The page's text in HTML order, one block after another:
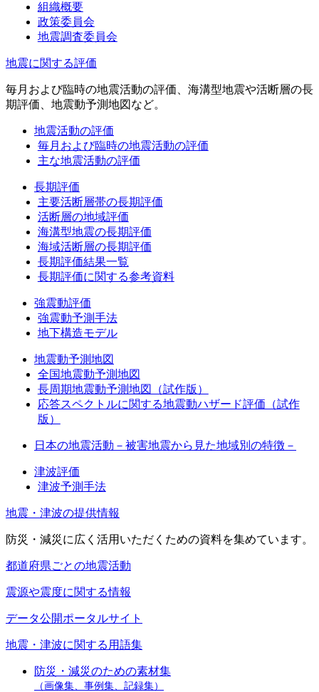
組織概要
政策委員会
地震調査委員会
地震に関する評価
毎月および臨時の地震活動の評価、海溝型地震や活断層の長
期評価、地震動予測地図など。
地震活動の評価
毎月および臨時の地震活動の評価
主な地震活動の評価
長期評価
主要活断層帯の長期評価
活断層の地域評価
海溝型地震の長期評価
海域活断層の長期評価
長期評価結果一覧
長期評価に関する参考資料
強震動評価
強震動予測手法
地下構造モデル
地震動予測地図
全国地震動予測地図
長周期地震動予測地図（試作版）
応答スペクトルに関する地震動ハザード評価（試作
版）
日本の地震活動－被害地震から見た地域別の特徴－
津波評価
津波予測手法
地震・津波の提供情報
防災・減災に広く活用いただくための資料を集めています。
都道府県ごとの地震活動
震源や震度に関する情報
データ公開ポータルサイト
地震・津波に関する用語集
防災・減災のための素材集
（画像集、事例集、記録集）